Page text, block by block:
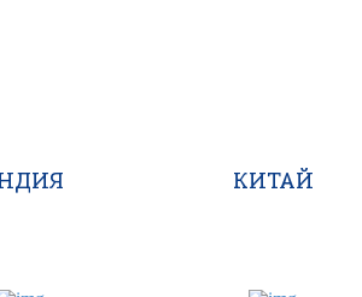
КИТАЙ